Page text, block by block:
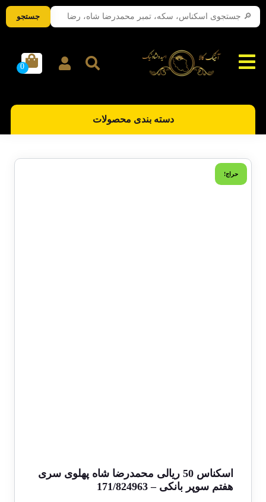
دسته بندی محصولات
حراج!
اسکناس 50 ریالی محمدرضا شاه پهلوی سری
هفتم سوپر بانکی – 171/824963
جستجو